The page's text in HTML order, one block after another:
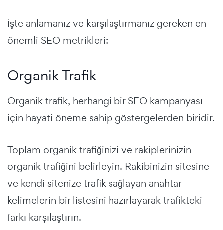
İşte anlamanız ve karşılaştırmanız gereken en
önemli SEO metrikleri:
Organik Trafik
Organik trafik, herhangi bir SEO kampanyası
için hayati öneme sahip göstergelerden biridir.
Toplam organik trafiğinizi ve rakiplerinizin
organik trafiğini belirleyin. Rakibinizin sitesine
ve kendi sitenize trafik sağlayan anahtar
kelimelerin bir listesini hazırlayarak trafikteki
farkı karşılaştırın.